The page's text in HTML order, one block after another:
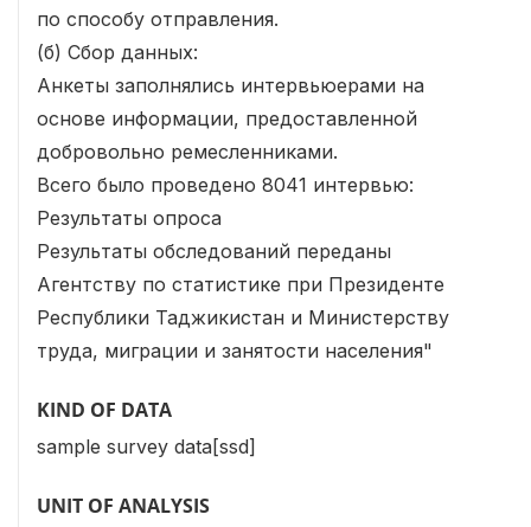
по способу отправления.
(б) Сбор данных:
Анкеты заполнялись интервьюерами на
основе информации, предоставленной
добровольно ремесленниками.
Всего было проведено 8041 интервью:
Результаты опроса
Результаты обследований переданы
Агентству по статистике при Президенте
Республики Таджикистан и Министерству
труда, миграции и занятости населения"
KIND OF DATA
sample survey data[ssd]
UNIT OF ANALYSIS